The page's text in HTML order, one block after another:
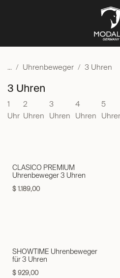
... Uhrenbeweger 3 Uhren
3 Uhren
1
Uhr
2
Uhren
3
Uhren
4
Uhren
5
CLASICO PREMIUM
Uhrenbeweger 3 Uhren
$1.189,00
SHOWTIME Uhrenbeweger
für 3 Uhren
$929,00